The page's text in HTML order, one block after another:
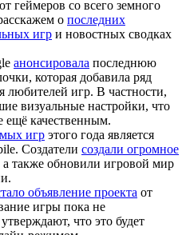
геймеров со всего земного
о последних
игр и новостных сводках
анонсировала последнюю
которая добавила ряд
любителей игр. В частности,
визуальные настройки, что
ещё качественным.
игр этого года является
Создатели создали огромное
а также обновили игровой мир
объявление проекта от
игры пока не
что это будет